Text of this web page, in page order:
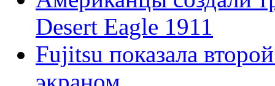
Desert Eagle 1911
Fujitsu показала